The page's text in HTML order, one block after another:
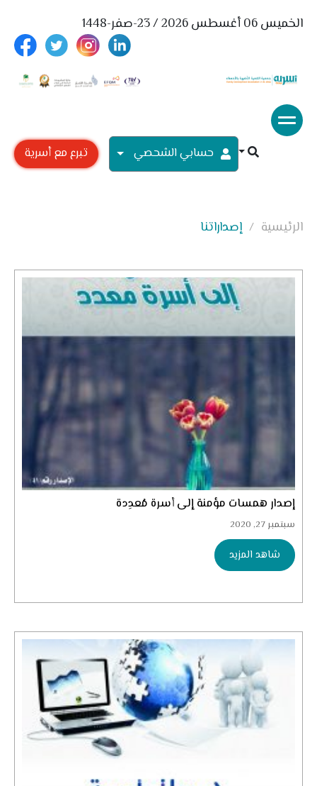
الخميس 06 أغسطس 2026 / 23-صفر-1448
حسابي الشحصي تبرع مع أسرية
الرئيسية إصداراتنا
إصدار همسات مؤمنة إلى أسرة مُعدِدة
سبتمبر 27, 2020
شاهد المزيد